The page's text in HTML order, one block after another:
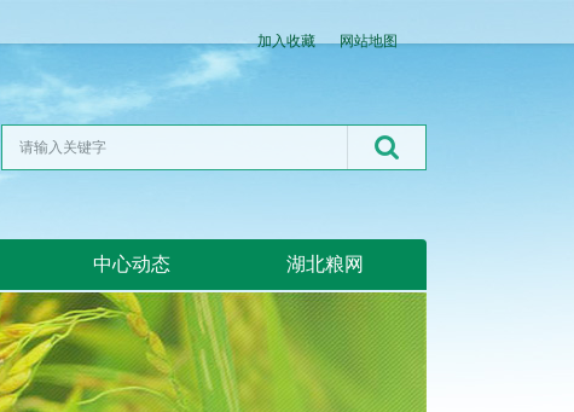
加入收藏 网站地图
中心动态 湖北粮网